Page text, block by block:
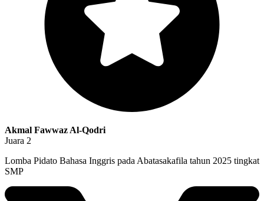
Akmal Fawwaz Al-Qodri
Juara 2
Lomba Pidato Bahasa Inggris pada Abatasakafila tahun 2025 tingkat
SMP